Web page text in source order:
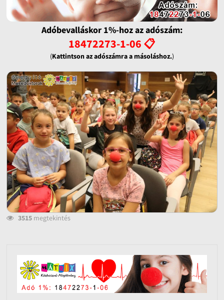
Adóbevalláskor 1%-hoz az adószám:
18472273-1-06 📋
(Kattintson az adószámra a másoláshoz.)
3515megtekintés